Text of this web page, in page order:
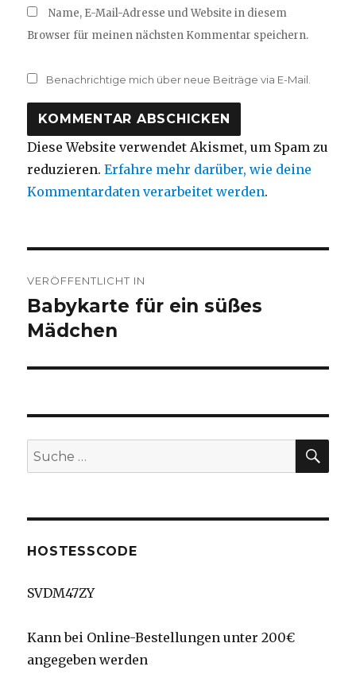
Name, E-Mail-Adresse und Website in diesem
Browser für meinen nächsten Kommentar speichern.
Benachrichtige mich über neue Beiträge via E-Mail.
Diese Website verwendet Akismet, um Spam zu
reduzieren.Erfahre mehr darüber, wie deine
Kommentardaten verarbeitet werden.
VERÖFFENTLICHT IN
Babykarte für ein süßes
Mädchen
Suche
nach:
HOSTESSCODE
SVDM47ZY
Kann bei Online-Bestellungen unter 200€
angegeben werden